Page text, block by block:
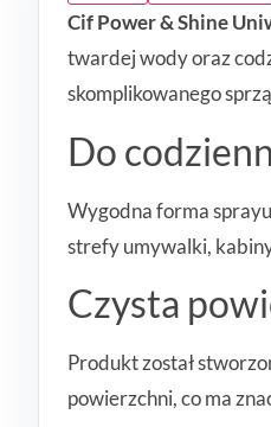
Cif Power & Shine
twardej wody oraz
skomplikowanego
Do
Wygodna forma
strefy umywalki,
Czysta
Produkt został
powierzchni, co ma